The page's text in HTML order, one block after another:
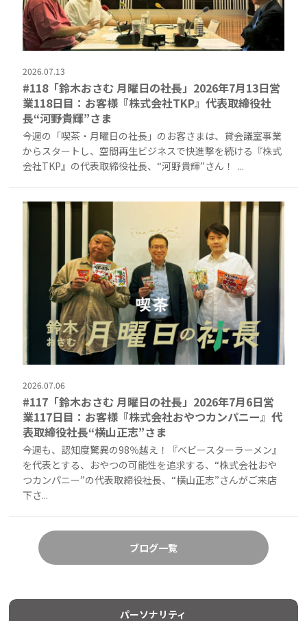
2026.07.13
#118「鈴木おさむ 月曜日の社長」2026年7月13日営
業118日目：お客様『株式会社TKP』代表取締役社
長“河野貴輝”さま
今週の「喫茶・月曜日の社長」のお客さまは、貸会議室事業
からスタートし、空間再生ビジネスで快進撃を続ける『株式
会社TKP』の代表取締役社長、“河野貴輝”さん！ ...
2026.07.06
#117「鈴木おさむ 月曜日の社長」2026年7月6日営
業117日目：お客様『株式会社おやつカンパニー』代
表取締役社長“横山正志”さま
今週も、認知度驚異の98％越え！『ベビースターラーメン』
を代表とする、おやつの可能性を追求する、“株式会社おや
つカンパニー”の代表取締役社長、“横山正志”さんがご来店
下さ...
ブログ一覧
パーソナリティ